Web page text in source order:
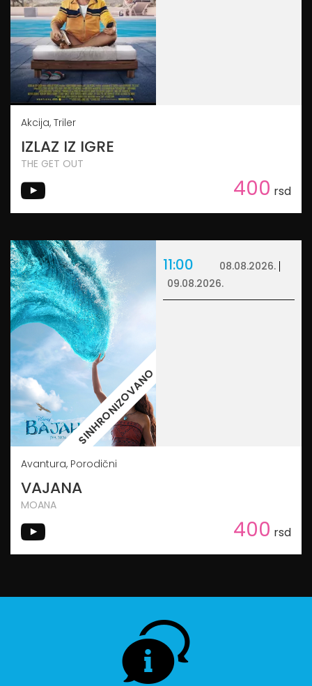
Akcija, Triler
IZLAZ IZ IGRE
THE GET OUT
400 rsd
11:00
08.08.2026.
09.08.2026.
SINHRONIZOVANO
Avantura, Porodični
VAJANA
MOANA
400 rsd